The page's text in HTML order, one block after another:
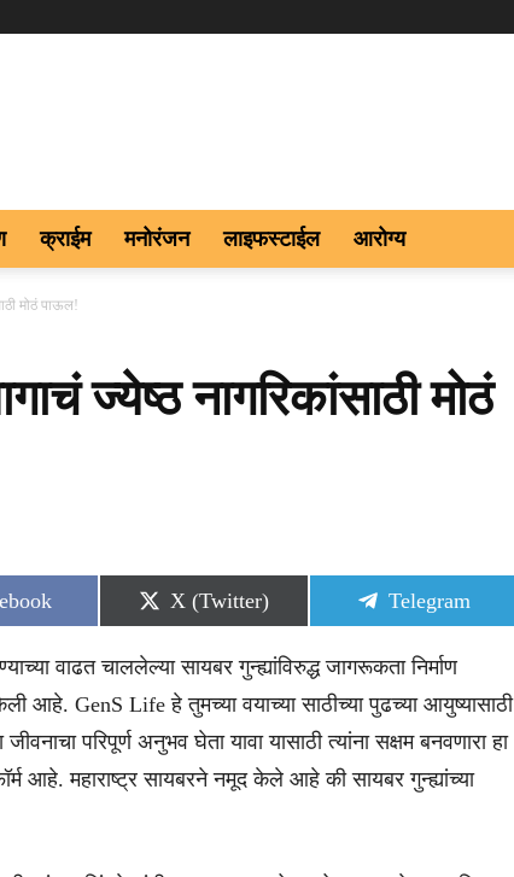
क्राईम मनोरंजन लाइफस्टाईल आरोग्य
मोठं पाऊल!
ज्येष्ठ नागरिकांसाठी मोठं
Share
on
X (Twitter)
Share
on
Telegram
वाढत चाललेल्या सायबर गुन्ह्यांविरुद्ध जागरूकता निर्माण
केली आहे. GenS Life हे तुमच्या वयाच्या साठीच्या पुढच्या आयुष्यासाठी
परिपूर्ण अनुभव घेता यावा यासाठी त्यांना सक्षम बनवणारा हा
आहे. महाराष्ट्र सायबरने नमूद केले आहे की सायबर गुन्ह्यांच्या